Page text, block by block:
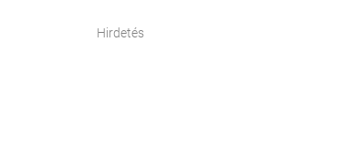
Hirdetés